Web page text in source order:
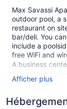
Max Savassi
outdoor pool, a
restaurant on
bar/deli. You
include a
free WiFi and
A business
space at this
square meters)
also featured at
Afficher plus